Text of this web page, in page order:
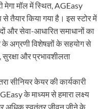
मेगा मॉल में स्थित, AGEasy
से तैयार किया गया है। इस स्टोर में
और सेवा-आधारित समाधानों का
अग्रणी विशेषज्ञों के सहयोग से
और प्रभावशीलता
सीनियर केयर की कार्यकारी
के माध्यम से हमारा लक्ष्य
अधिक स्वतंत्र जीवन जीने के